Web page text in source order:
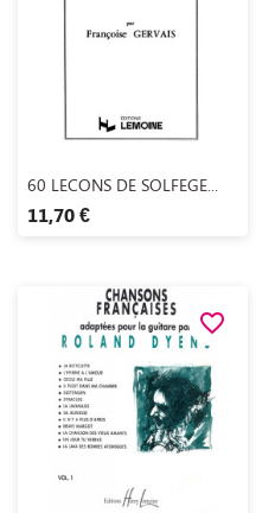
Aperçu rapide
60 LECONS DE SOLFEGE...
11,70 €
favorite_border